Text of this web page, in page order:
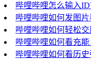
哔哩哔哩怎么输入
哔哩哔哩如何发图
哔哩哔哩如何轻松
哔哩哔哩如何看充
哔哩哔哩如何看历